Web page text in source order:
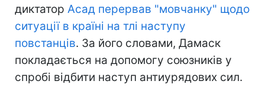
диктатор Асад перервав "мовчанку" щодо
ситуації в країні на тлі наступу
повстанців. За його словами, Дамаск
покладається на допомогу союзників у
спробі відбити наступ антиурядових сил.